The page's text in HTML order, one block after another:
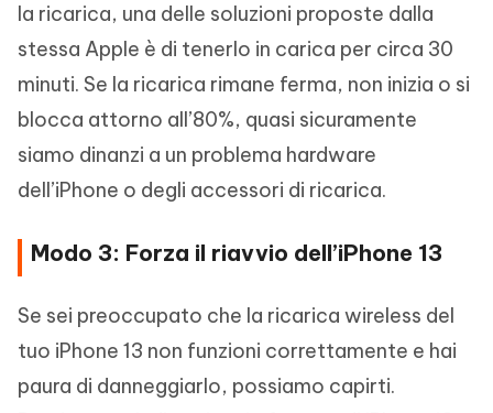
la ricarica, una delle soluzioni proposte dalla
stessa Apple è di tenerlo in carica per circa 30
minuti. Se la ricarica rimane ferma, non inizia o si
blocca attorno all’80%, quasi sicuramente
siamo dinanzi a un problema hardware
dell’iPhone o degli accessori di ricarica.
Modo 3: Forza il riavvio dell’iPhone 13
Se sei preoccupato che la ricarica wireless del
tuo iPhone 13 non funzioni correttamente e hai
paura di danneggiarlo, possiamo capirti.